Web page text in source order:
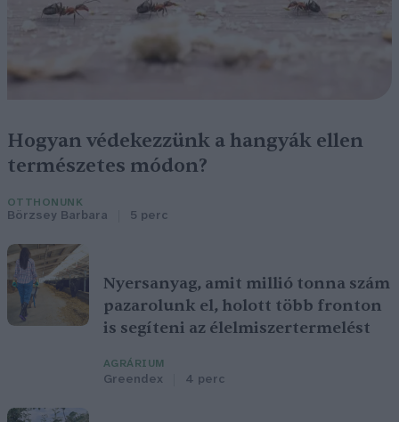
Hogyan védekezzünk a hangyák ellen
természetes módon?
OTTHONUNK
Börzsey Barbara 5 perc
Nyersanyag, amit millió tonna szám
pazarolunk el, holott több fronton
is segíteni az élelmiszertermelést
AGRÁRIUM
Greendex 4 perc